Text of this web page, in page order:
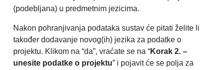
(podebljana) u predmetnim jezicima.
Nakon pohranjivanja podataka sustav će pitati želite li
također dodavanje novog(ih) jezika za podatke o
projektu. Klikom na “da”, vraćate se na “Korak 2. –
unesite podatke o projektu” i pojavit će se polja za